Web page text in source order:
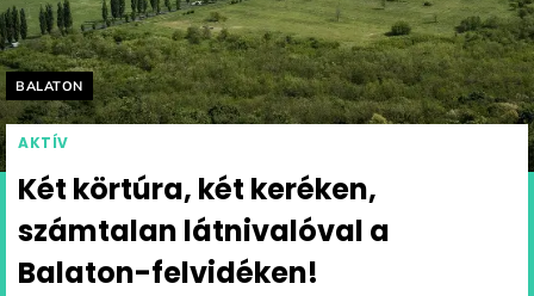
Helyszín címkék:
BALATON
AKTÍV
Két körtúra, két keréken,
számtalan látnivalóval a
Balaton-felvidéken!